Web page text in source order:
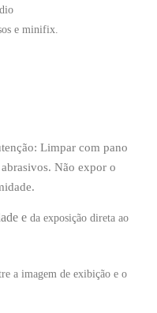
e minifix.
Limpar com pano
. Não expor o
e da exposição direta ao
a imagem de exibição e o